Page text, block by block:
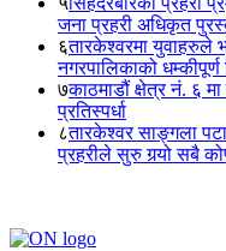
जना प्रहरी अधिकृत
६तारकेश्वरमा युवाहरुले
नगरपालिकाको धम्कीपूर्ण
७काठमाडौं क्षेत्र नं. ६
प्रतिस्पर्धा
८तारकेश्वर साङ्गला
प्रहरीले सुरु गर्‍यो सबै